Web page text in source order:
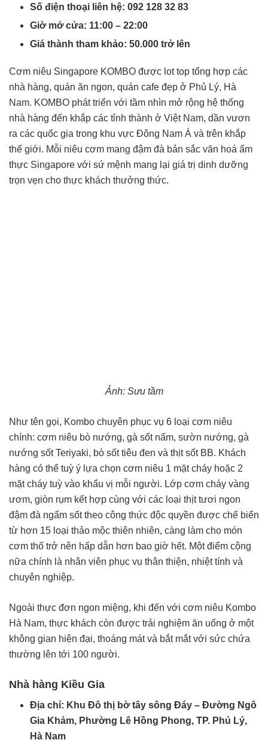
Số điện thoại liên hệ: 092 128 32 83
Giờ mở cửa: 11:00 – 22:00
Giá thành tham khảo: 50.000 trở lên
Cơm niêu Singapore KOMBO được lot top tổng hợp các
nhà hàng, quán ăn ngon, quán cafe đẹp ở Phủ Lý, Hà
Nam. KOMBO phát triển với tầm nhìn mở rộng hệ thống
nhà hàng đến khắp các tỉnh thành ở Việt Nam, dần vươn
ra các quốc gia trong khu vực Đông Nam Á và trên khắp
thế giới. Mỗi niêu cơm mang đậm đà bản sắc văn hoá ẩm
thực Singapore với sứ mệnh mang lại giá trị dinh dưỡng
trọn vẹn cho thực khách thưởng thức.
Ảnh: Sưu tầm
Như tên gọi, Kombo chuyên phục vụ 6 loại cơm niêu
chính: cơm niêu bò nướng, gà sốt nấm, sườn nướng, gà
nướng sốt Teriyaki, bò sốt tiêu đen và thịt sốt BB. Khách
hàng có thể tuỳ ý lựa chọn cơm niêu 1 mặt cháy hoặc 2
mặt cháy tuỳ vào khẩu vị mỗi người. Lớp cơm cháy vàng
ươm, giòn rụm kết hợp cùng với các loại thịt tươi ngon
đậm đà ngấm sốt theo công thức độc quyền được chế biến
từ hơn 15 loại thảo mộc thiên nhiên, càng làm cho món
cơm thố trở nên hấp dẫn hơn bao giờ hết. Một điểm cộng
nữa chính là nhân viên phục vụ thân thiện, nhiệt tính và
chuyên nghiệp.
Ngoài thực đơn ngon miệng, khi đến với cơm niêu Kombo
Hà Nam, thực khách còn được trải nghiệm ăn uống ở một
không gian hiện đại, thoáng mát và bắt mắt với sức chứa
thường lên tới 100 người.
Nhà hàng Kiều Gia
Địa chỉ: Khu Đô thị bờ tây sông Đáy – Đường Ngô
Gia Khảm, Phường Lê Hồng Phong, TP. Phủ Lý,
Hà Nam